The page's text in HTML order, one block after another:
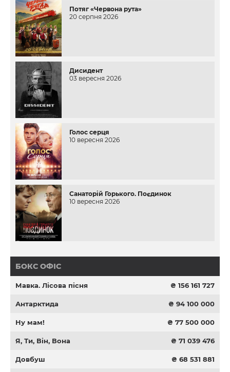
Потяг «Червона рута»
20 серпня 2026
Дисидент
03 вересня 2026
Голос серця
10 вересня 2026
Санаторій Горького. Поєдинок
10 вересня 2026
БОКС ОФІС
Мавка. Лісова пісня ₴ 156 161 727
Антарктида ₴ 94 100 000
Ну мам! ₴ 77 500 000
Я, Ти, Він, Вона ₴ 71 039 476
Довбуш ₴ 68 531 881